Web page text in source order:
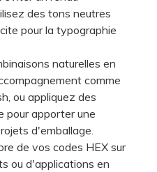
des tons neutres
pour la typographie
naturelles en
comme
ou appliquez des
pour apporter une
d'emballage.
de vos codes HEX sur
ou d'applications en